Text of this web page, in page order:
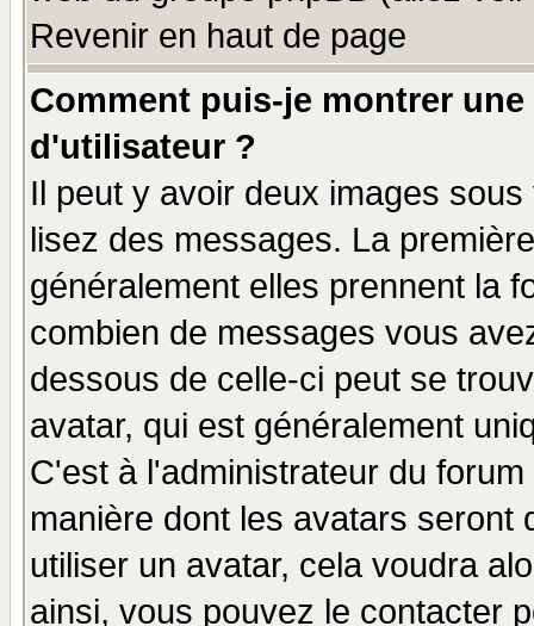
Revenir en haut de page
Comment puis-je montrer
d'utilisateur ?
Il peut y avoir deux images
lisez des messages. La
généralement elles prennent la
combien de messages vous
dessous de celle-ci peut se
avatar, qui est généralement
C'est à l'administrateur du
manière dont les avatars seront
utiliser un avatar, cela voudra
ainsi, vous pouvez le contacter